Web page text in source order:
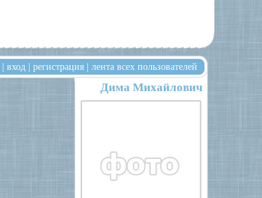
| вход | регистрация | лента всех пользователей
Дима Михайлович